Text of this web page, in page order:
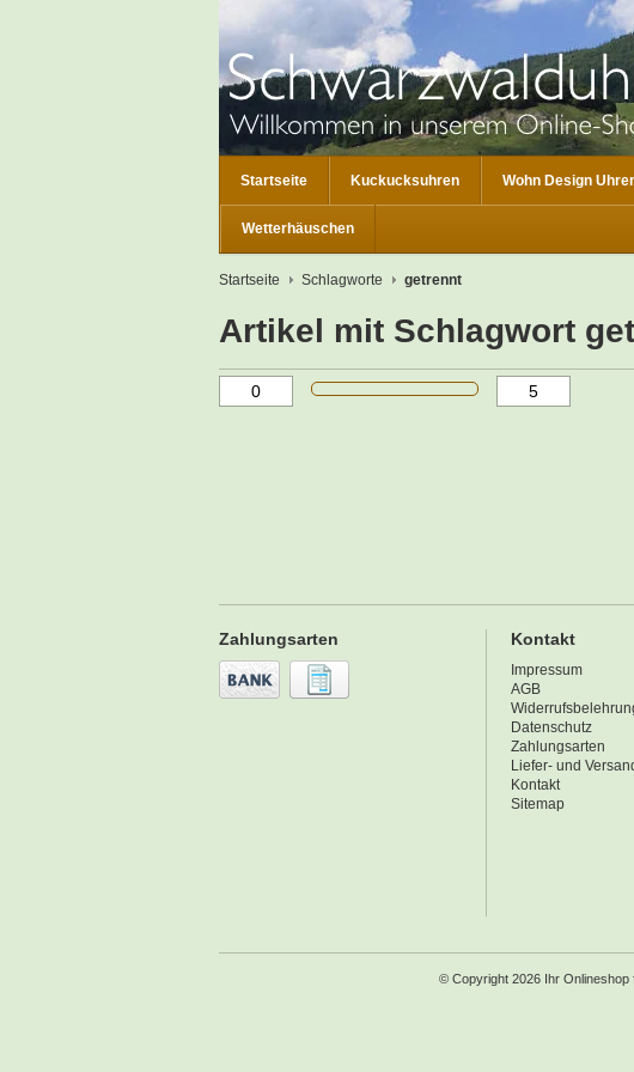
Startseite Kuckucksuhren Wohn Design
Wetterhäuschen
Startseite Schlagworte getrennt
Artikel mit Schlagwort
Zahlungsarten Kontakt
Impressum
AGB
Datenschutz
Zahlungsarten
Liefer- und
Kontakt
Sitemap
© Copyright 2026 Ihr